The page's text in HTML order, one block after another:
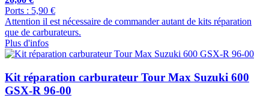
Ports : 5,90 €
Attention il est nécessaire de commander autant de kits réparation
que de carburateurs.
Plus d'infos
Kit réparation carburateur Tour Max Suzuki 600
GSX-R 96-00